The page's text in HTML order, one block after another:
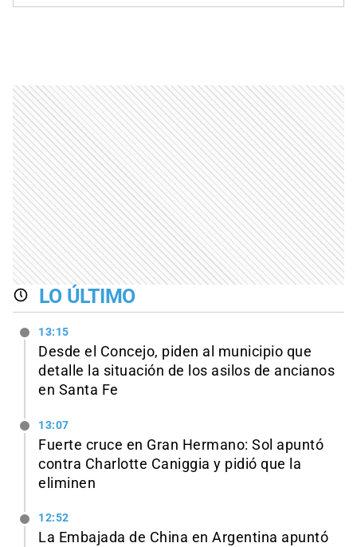
LO ÚLTIMO
13:15
Desde el Concejo, piden al municipio que
detalle la situación de los asilos de ancianos
en Santa Fe
13:07
Fuerte cruce en Gran Hermano: Sol apuntó
contra Charlotte Caniggia y pidió que la
eliminen
12:52
La Embajada de China en Argentina apuntó